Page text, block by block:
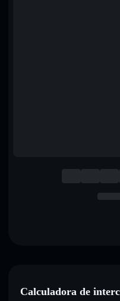
Calculadora de